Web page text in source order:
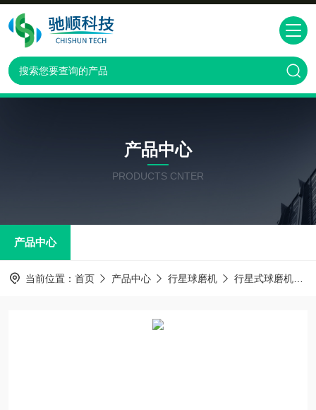
产品中心
PRODUCTS CNTER
产品中心
当前位置： 首页 产品中心 行星球磨机 行星式球磨机